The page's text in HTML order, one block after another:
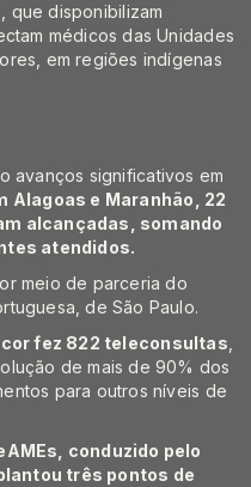
que disponibilizam
médicos das Unidades
em regiões indígenas
avanços significativos em
Alagoas e Maranhão, 22
alcançadas, somando
atendidos.
meio de parceria do
de São Paulo.
fez 822 teleconsultas
de mais de 90% dos
para outros níveis de
conduzido pelo
três pontos de